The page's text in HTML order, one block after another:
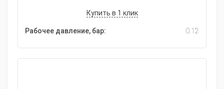
Купить в 1 клик
Рабочее давление, бар: 0.12